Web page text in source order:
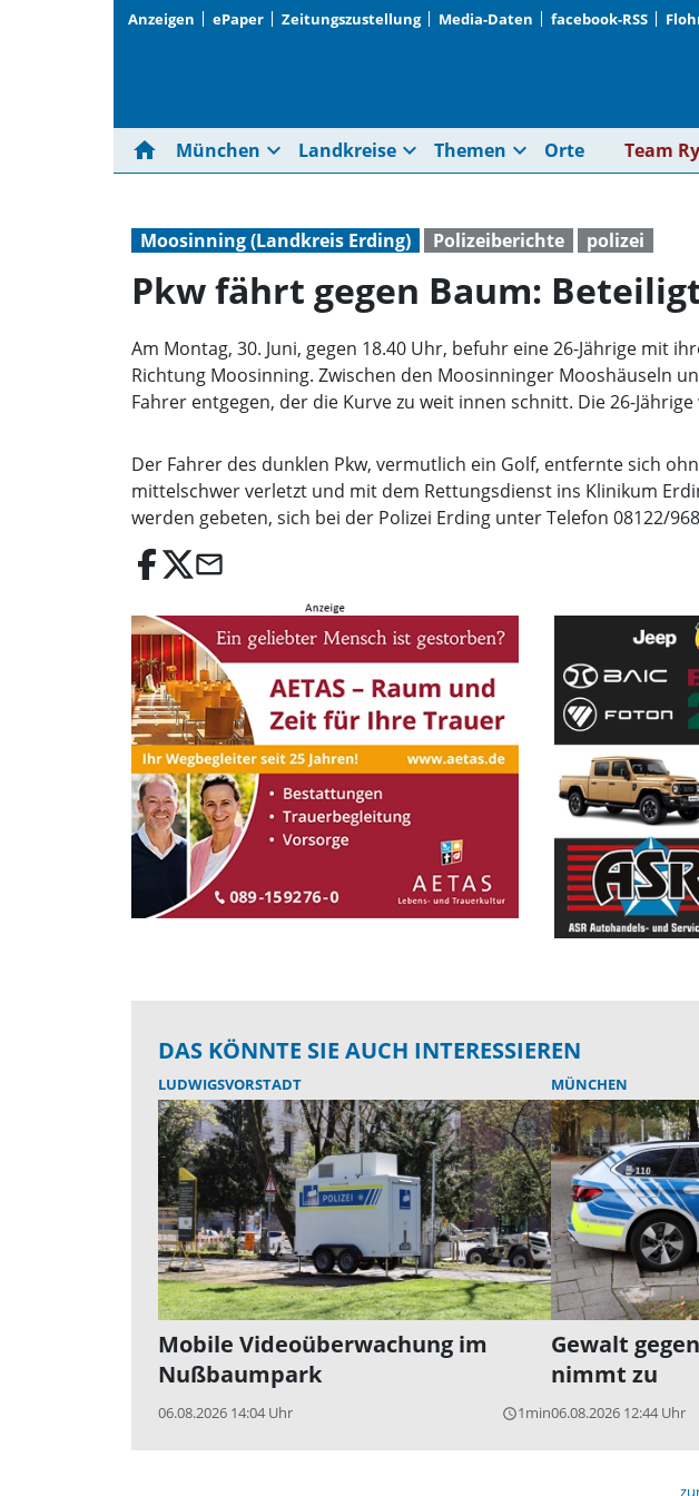
Anzeigen ePaper Zeitungszustellung Media-Daten facebook-RSS
Pkw
home München expand_more Landkreise expand_more Themen expand_more Orte Team
Moosinning (Landkreis Erding) Polizeiberichte polizei
Pkw fährt gegen Baum:
Am Montag, 30. Juni, gegen 18.40 Uhr, befuhr eine 26-Jährige mit
Richtung Moosinning. Zwischen den Moosinninger Mooshäuseln
Fahrer entgegen, der die Kurve zu weit innen schnitt. Die 26-
Der Fahrer des dunklen Pkw, vermutlich ein Golf, entfernte sich
mittelschwer verletzt und mit dem Rettungsdienst ins Klinikum
werden gebeten, sich bei der Polizei Erding unter Telefon 08122/
email
DAS KÖNNTE SIE AUCH INTERESSIEREN
LUDWIGSVORSTADT
Mobile Videoüberwachung im
Nußbaumpark
06.08.2026 14:04 Uhr query_builder1min
MÜNCHEN
Gewalt
nimmt zu
06.08.2026 12:44 Uhr